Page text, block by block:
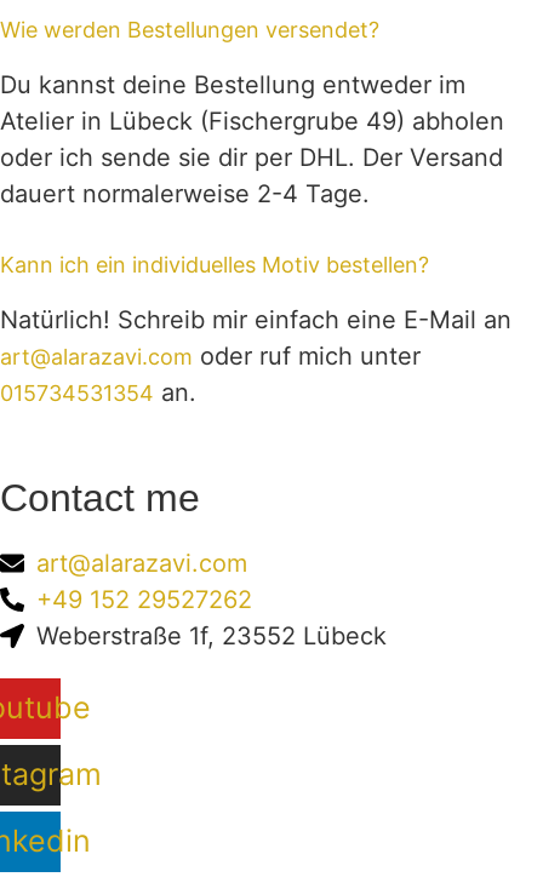
Wie werden Bestellungen versendet?
Du kannst deine Bestellung entweder im
Atelier in Lübeck (Fischergrube 49) abholen
oder ich sende sie dir per DHL. Der Versand
dauert normalerweise 2-4 Tage.
Kann ich ein individuelles Motiv bestellen?
Natürlich! Schreib mir einfach eine E-Mail an
art@alarazavi.com oder ruf mich unter
015734531354 an.
Contact me
art@alarazavi.com
+49 152 29527262
Weberstraße 1f, 23552 Lübeck